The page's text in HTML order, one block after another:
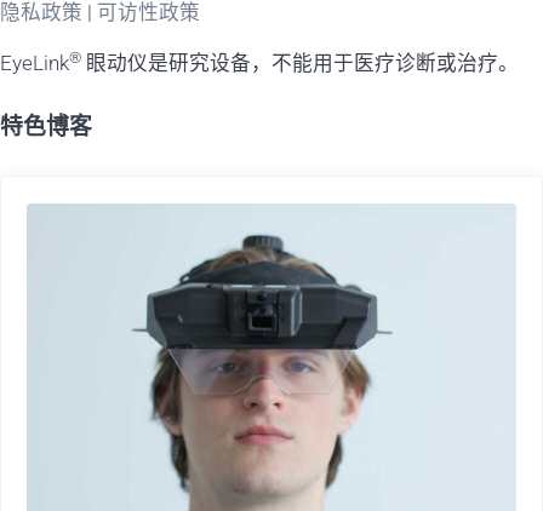
隐私政策 可访性政策
EyeLink® 眼动仪是研究设备，不能用于医疗诊断或治疗。
特色博客